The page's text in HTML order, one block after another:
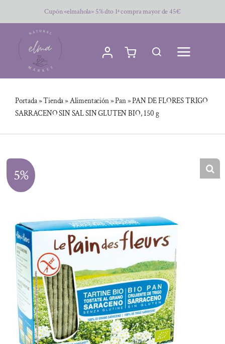
al
contenido
Cupón «elmahola» 5% dto 1ª compra mayor de 45€
Portada»Tienda»Alimentación»Pan»PAN DE FLORES TRIGO
SARRACENO SIN SAL SIN GLUTEN BIO, 150 g
5%